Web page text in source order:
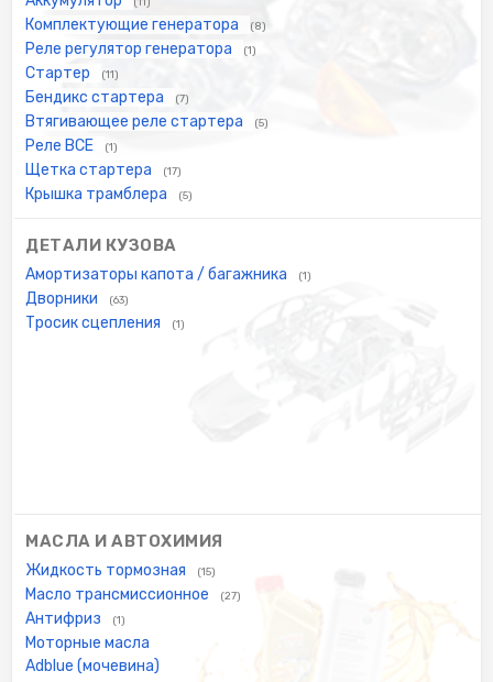
Комплектующие генератора (8)
Реле регулятор генератора (1)
Стартер (11)
Бендикс стартера (7)
Втягивающее реле стартера (5)
Реле ВСЕ (1)
Щетка стартера (17)
Крышка трамблера (5)
ДЕТАЛИ КУЗОВА
Амортизаторы капота / багажника (1)
Дворники (63)
Тросик сцепления (1)
МАСЛА И АВТОХИМИЯ
Жидкость тормозная (15)
Масло трансмиссионное (27)
Антифриз (1)
Моторные масла
Adblue (мочевина)